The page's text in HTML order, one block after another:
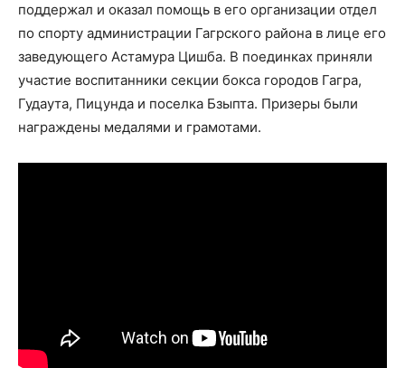
поддержал и оказал помощь в его организации отдел
по спорту администрации Гагрского района в лице его
заведующего Астамура Цишба. В поединках приняли
участие воспитанники секции бокса городов Гагра,
Гудаута, Пицунда и поселка Бзыпта. Призеры были
награждены медалями и грамотами.